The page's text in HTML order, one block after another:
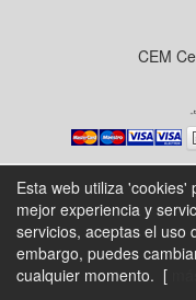
CEM
Esta web utiliza
mejor experiencia y
servicios, aceptas el uso
embargo, puedes
cualquier momento. [